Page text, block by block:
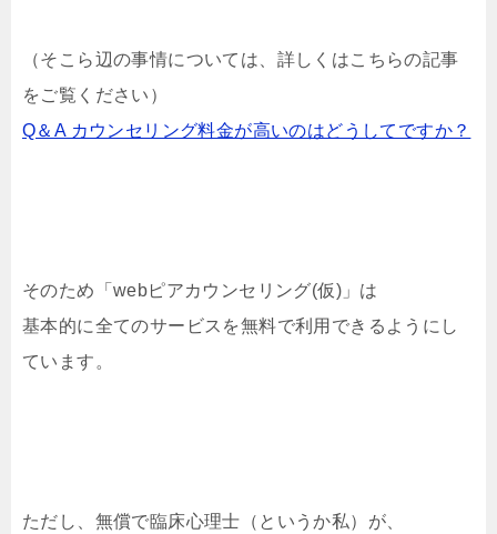
（そこら辺の事情については、詳しくはこちらの記事
をご覧ください）
Q＆A カウンセリング料金が高いのはどうしてですか？
そのため「webピアカウンセリング(仮)」は
基本的に全てのサービスを無料で利用できるようにし
ています。
ただし、無償で臨床心理士（というか私）が、